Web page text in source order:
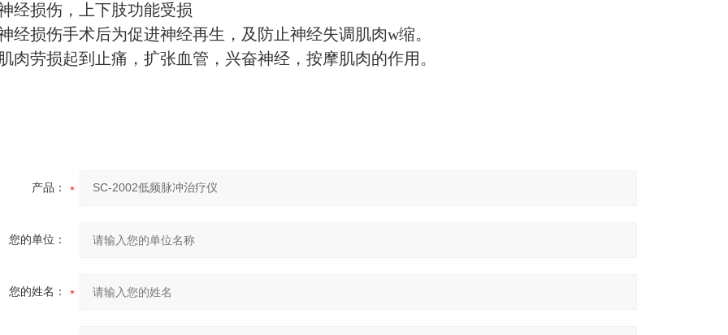
经损伤，上下肢功能受损
经损伤手术后为促进神经再生，及防止神经失调肌肉w缩。
肉劳损起到止痛，扩张血管，兴奋神经，按摩肌肉的作用。
产品：
您的单位：
您的姓名：